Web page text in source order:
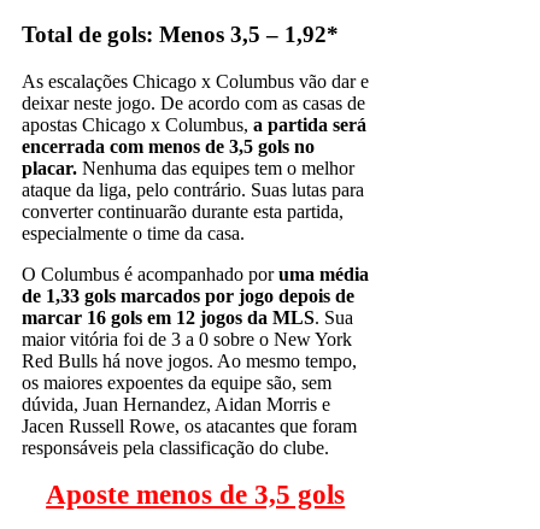
Total de gols: Menos 3,5 – 1,92*
As escalações Chicago x Columbus vão dar e
deixar neste jogo. De acordo com as casas de
apostas Chicago x Columbus, a partida será
encerrada com menos de 3,5 gols no
placar. Nenhuma das equipes tem o melhor
ataque da liga, pelo contrário. Suas lutas para
converter continuarão durante esta partida,
especialmente o time da casa.
O Columbus é acompanhado poruma média
de 1,33 gols marcados por jogo depois de
marcar 16 gols em 12 jogos da MLS. Sua
maior vitória foi de 3 a 0 sobre o New York
Red Bulls há nove jogos. Ao mesmo tempo,
os maiores expoentes da equipe são, sem
dúvida, Juan Hernandez, Aidan Morris e
Jacen Russell Rowe, os atacantes que foram
responsáveis pela classificação do clube.
Aposte menos de 3,5 gols